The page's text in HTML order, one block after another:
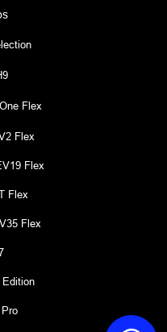
Flex
Flex
Flex
Flex
Flex